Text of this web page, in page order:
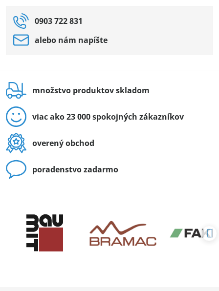
0903 722 831
alebo nám napíšte
množstvo produktov skladom
viac ako 23 000 spokojných zákazníkov
overený obchod
poradenstvo zadarmo